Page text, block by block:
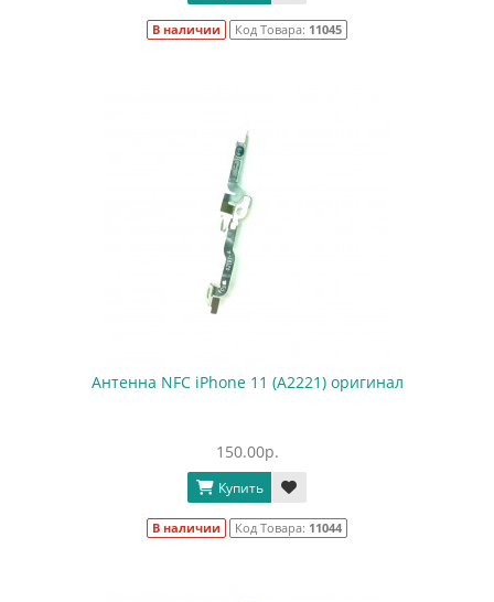
В наличии Код Товара: 11045
Антенна NFC iPhone 11 (A2221) оригинал
150.00р.
Купить
В наличии Код Товара: 11044